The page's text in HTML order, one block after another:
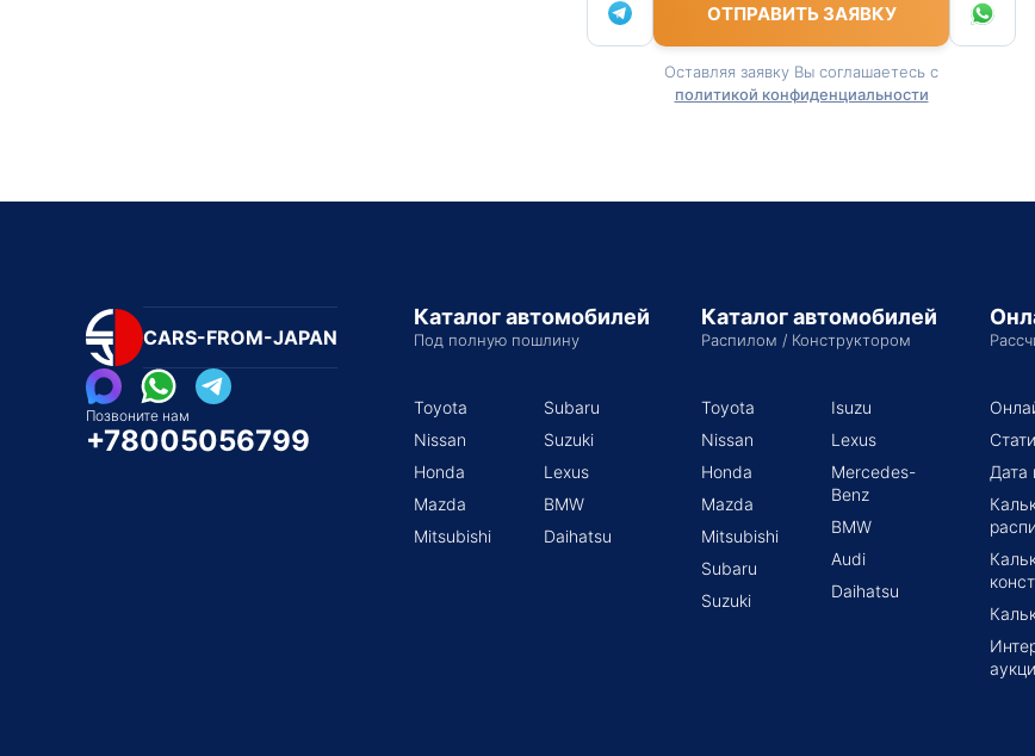
ОТПРАВИТЬ ЗАЯВКУ
Оставляя заявку Вы соглашаетесь с
политикой конфиденциальности
CARS-FROM-JAPAN
Позвоните нам
+78005056799
Каталог автомобилей
Под полную пошлину
Toyota
Nissan
Honda
Mazda
Mitsubishi
Subaru
Suzuki
Lexus
BMW
Daihatsu
Каталог автомобилей
Распилом / Конструктором
Toyota
Nissan
Honda
Mazda
Mitsubishi
Subaru
Suzuki
Isuzu
Lexus
Mercedes-
Benz
BMW
Audi
Daihatsu
Дата